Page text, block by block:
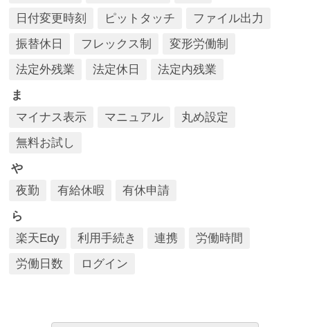
日付変更時刻
ピットタッチ
ファイル出力
振替休日
フレックス制
変形労働制
法定外残業
法定休日
法定内残業
ま
マイナス表示
マニュアル
丸め設定
無料お試し
や
夜勤
有給休暇
有休申請
ら
楽天Edy
利用手続き 連携
労働時間
労働日数
ログイン